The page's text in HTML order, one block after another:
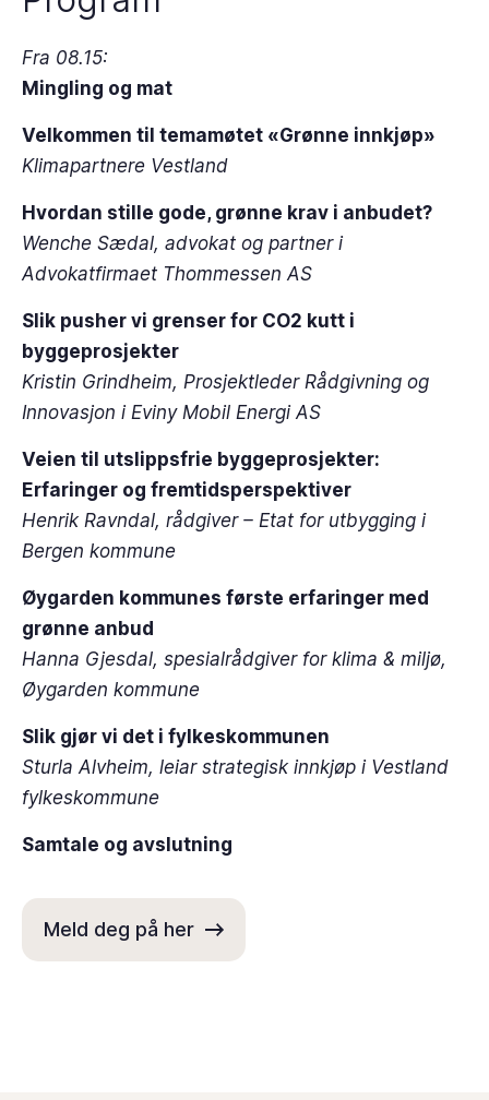
Fra 08.15:
Mingling og mat
Velkommen til temamøtet «Grønne innkjøp»
Klimapartnere Vestland
Hvordan stille gode, grønne krav i anbudet?
Wenche Sædal, advokat og partner i
Advokatfirmaet Thommessen AS
Slik pusher vi grenser for CO2 kutt i
byggeprosjekter
Kristin Grindheim, Prosjektleder Rådgivning og
Innovasjon i Eviny Mobil Energi AS
Veien til utslippsfrie byggeprosjekter:
Erfaringer og fremtidsperspektiver
Henrik Ravndal, rådgiver – Etat for utbygging i
Bergen kommune
Øygarden kommunes første erfaringer med
grønne anbud
Hanna Gjesdal, spesialrådgiver for klima & miljø,
Øygarden kommune
Slik gjør vi det i fylkeskommunen
Sturla Alvheim, leiar strategisk innkjøp i Vestland
fylkeskommune
Samtale og avslutning
Meld deg på her